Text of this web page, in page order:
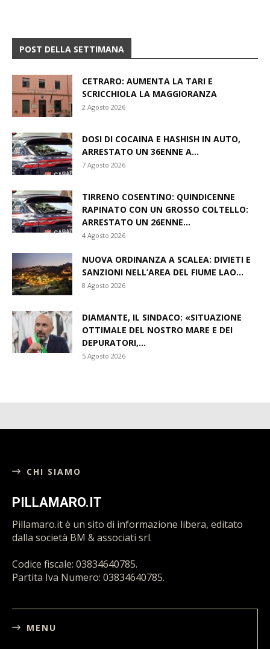
POST DELLA SETTIMANA
CETRARO: AUMENTA LA TARI E
SCRICCHIOLA LA MAGGIORANZA
2 Agosto 2026
DOSI DI COCAINA E HASHISH IN AUTO,
ARRESTATO UN 36ENNE A...
7 Agosto 2026
TIRRENO COSENTINO: QUINDICENNE
RAPINATO CON UN GROSSO COLTELLO:
ARRESTATO UN 26ENNE...
4 Agosto 2026
NUOVA ORDINANZA A SCALEA: DIVIETI E
SANZIONI NELL’AREA DEL FIUME LAO...
8 Agosto 2026
DIAMANTE, IL SINDACO: «SITUAZIONE
OTTIMALE DEL NOSTRO MARE E DEI
DEPURATORI,...
5 Agosto 2026
CHI SIAMO
PILLAMARO.IT
Pillamaro.it è un sito di informazione libera, editato
dalla società BM & associati srl.
Codice fiscale: 03834640785.
Partita Iva Numero: 03834640785.
MENU